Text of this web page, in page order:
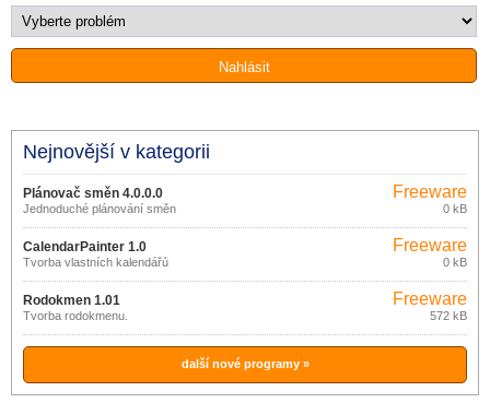
Nejnovější v kategorii
Plánovač směn 4.0.0.0
Jednoduché plánování směn
Freeware
0 kB
CalendarPainter 1.0
Tvorba vlastních kalendářů
Freeware
0 kB
Rodokmen 1.01
Tvorba rodokmenu.
Freeware
572 kB
další nové programy »